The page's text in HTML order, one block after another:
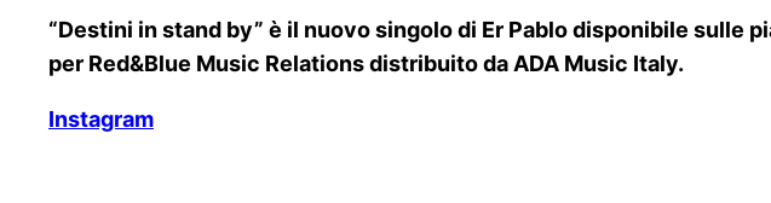
“Destini in stand by” è il nuovo singolo di Er Pablo disponibile
per Red&Blue Music Relations distribuito da ADA Music Italy.
Instagram